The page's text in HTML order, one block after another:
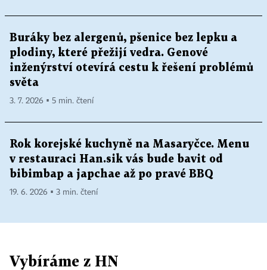
Buráky bez alergenů, pšenice bez lepku a
plodiny, které přežijí vedra. Genové
inženýrství otevírá cestu k řešení problémů
světa
3. 7. 2026 ▪ 5 min. čtení
Rok korejské kuchyně na Masaryčce. Menu
v restauraci Han.sik vás bude bavit od
bibimbap a japchae až po pravé BBQ
19. 6. 2026 ▪ 3 min. čtení
Vybíráme z HN